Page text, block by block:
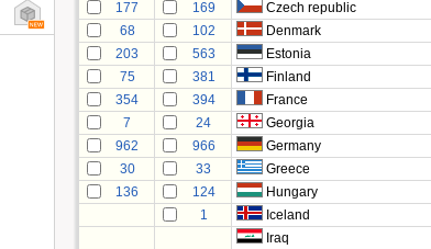
177
169 Czech republic
68
102 Denmark
203
563 Estonia
75
381 Finland
354
394 France
7
24 Georgia
962
966 Germany
30
33 Greece
136
124 Hungary
1
Iceland
Iraq